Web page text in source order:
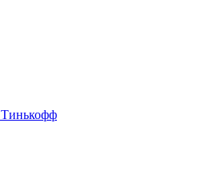
Тинькофф